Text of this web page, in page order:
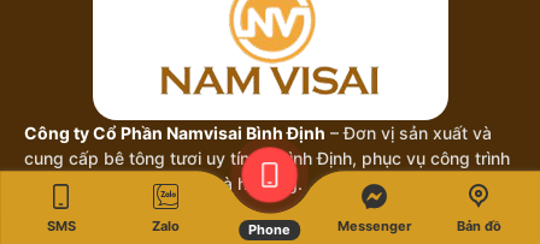
Công ty Cổ Phần Namvisai Bình Định – Đơn vị sản xuất và
cung cấp bê tông tươi uy tín tại Bình Định, phục vụ công trình
dân dụng, công nghiệp và hạ tầng.
SMS Zalo Phone Messenger Bản đồ